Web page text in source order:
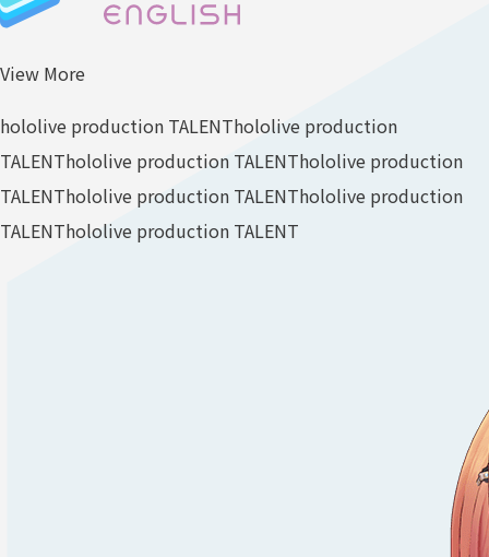
View More
hololive production TALENThololive production
TALENThololive production TALENThololive production
TALENThololive production TALENThololive production
TALENThololive production TALENT